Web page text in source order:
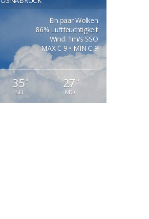
Ein paar Wolken
86% Luftfeuchtigkeit
Wind: 1m/s SSO
MAX C 9 • MIN C 9
35°
SO
27 °
MO